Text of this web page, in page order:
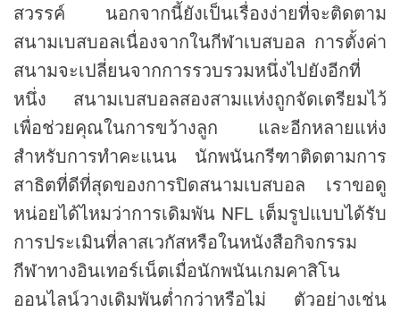
สวรรค์ นอกจากนี้ยังเป็นเรื่องง่ายที่จะติดตาม
สนามเบสบอลเนื่องจากในกีฬาเบสบอล การตั้งค่า
สนามจะเปลี่ยนจากการรวบรวมหนึ่งไปยังอีกที่
หนึ่ง สนามเบสบอลสองสามแห่งถูกจัดเตรียมไว้
เพื่อช่วยคุณในการขว้างลูก และอีกหลายแห่ง
สำหรับการทำคะแนน นักพนันกรีฑาติดตามการ
สาธิตที่ดีที่สุดของการปิดสนามเบสบอล เราขอดู
หน่อยได้ไหมว่าการเดิมพัน NFL เต็มรูปแบบได้รับ
การประเมินที่ลาสเวกัสหรือในหนังสือกิจกรรม
กีฬาทางอินเทอร์เน็ตเมื่อนักพนันเกมคาสิโน
ออนไลน์วางเดิมพันต่ำกว่าหรือไม่ ตัวอย่างเช่น